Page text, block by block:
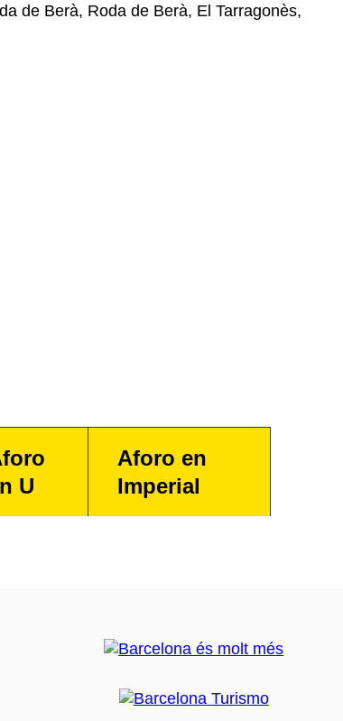
de Berà, Roda de Berà, El Tarragonès,
U
Aforo en
Imperial